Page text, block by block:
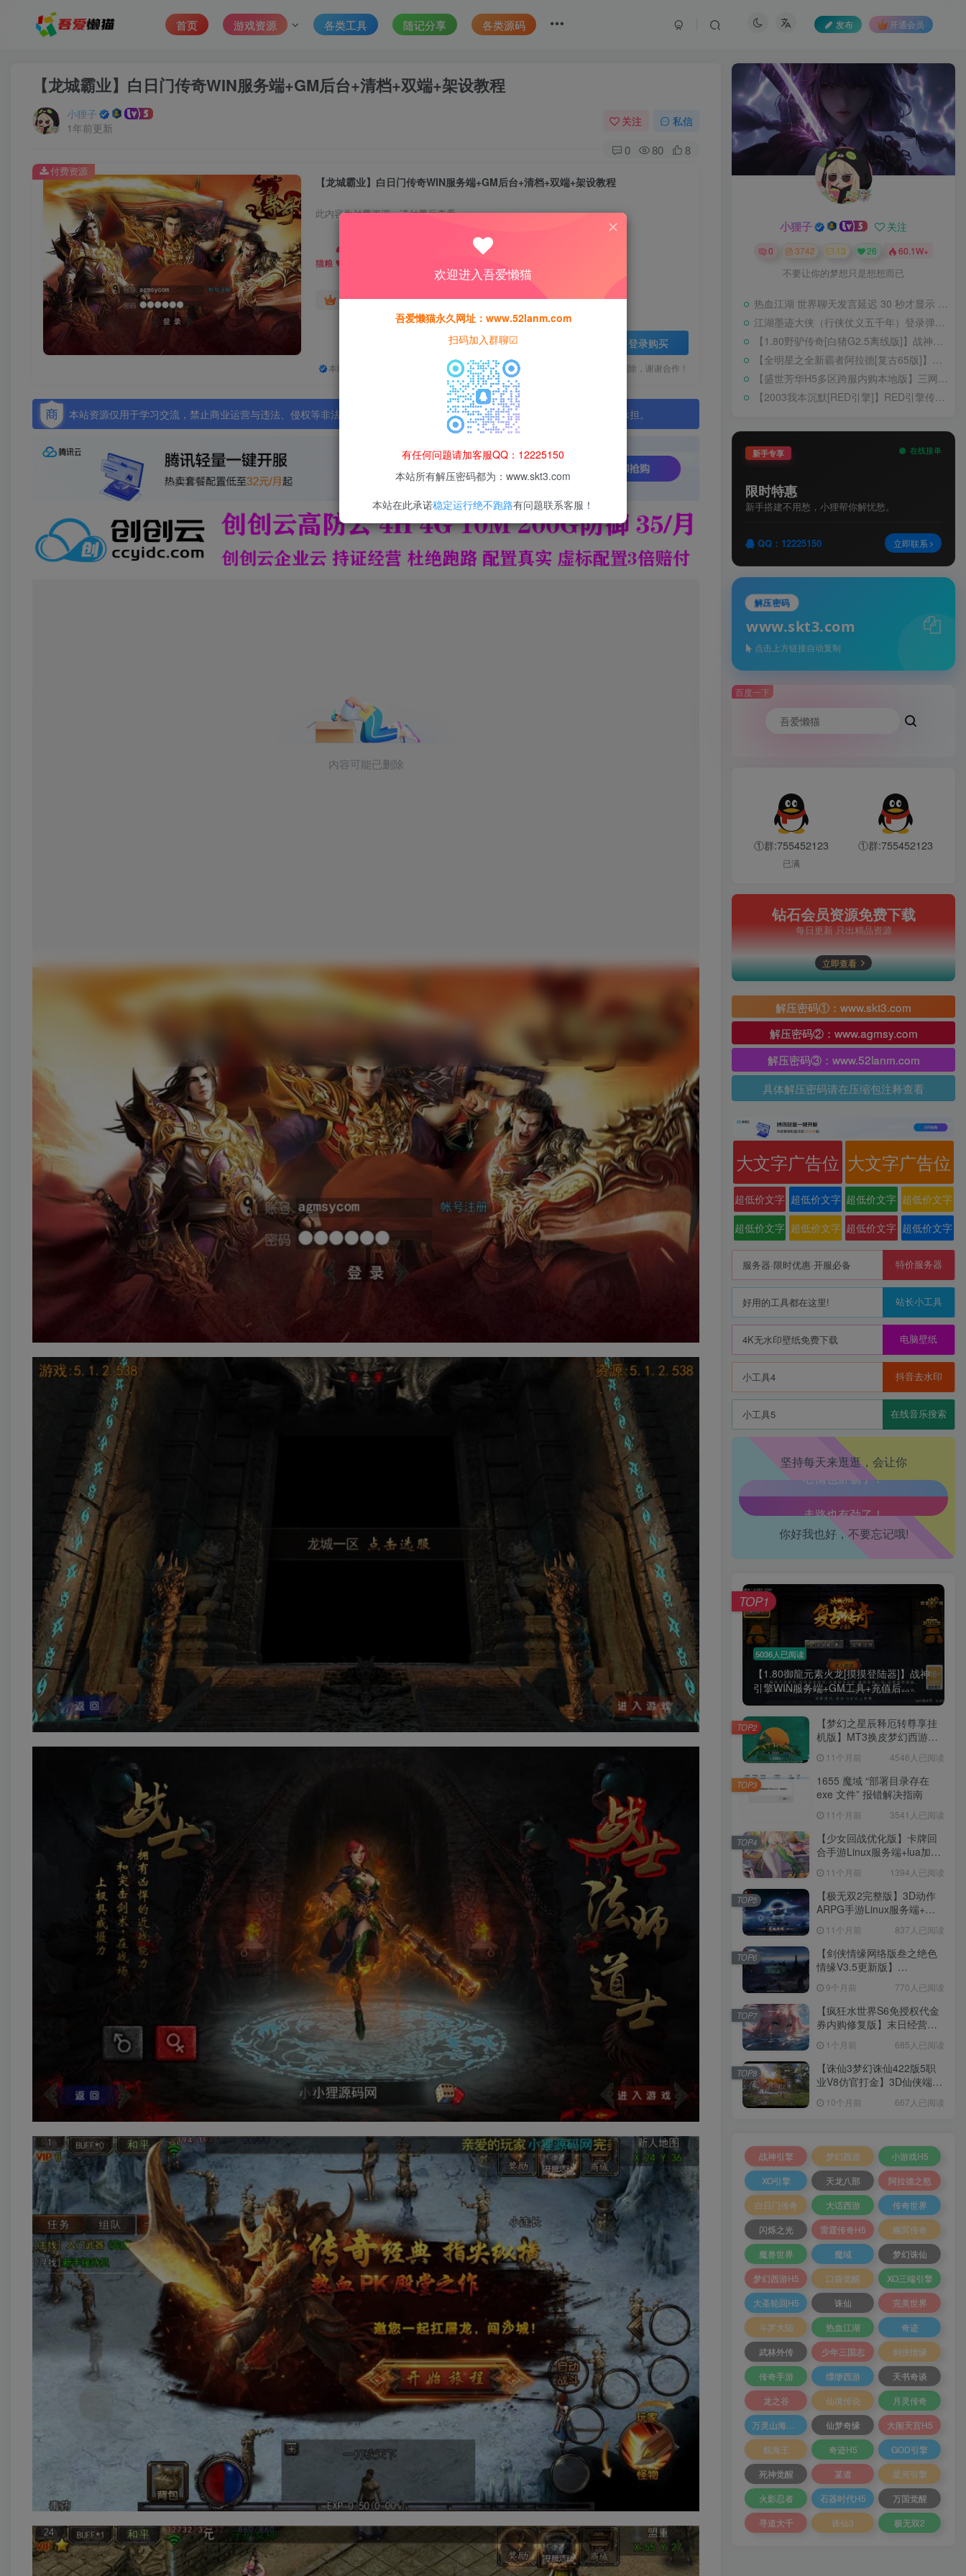
首页 游戏资源 各类工具 随记分享 各类源码 发布 开通会员
【龙城霸业】白日门传奇WIN服务端+GM后台+清档+双端+架设教程
小狸子
1年前更新
关注 私信
0 80 8
【龙城霸业】白日门传奇WIN服务端+GM后台+清档+双端+架设教程
此内容为付费资源，请付费后查看
猫粮 30
黄金会员猫粮15 钻石会员免费
登录购买
本站所有资源均为网络收集整理而来，仅供学习研究使用，请在下载后24h内删除，谢谢合作！
付费资源
本站资源仅用于学习交流，禁止商业运营与违法、侵权等非法行为；资源下载后请于 24 小时内删除，违规后果由使用者自行承担。
小狸子 关注
0 3742 13 26 60.1W+
不要让你的梦想只是想想而已
热血江湖 世界聊天发言延迟 30 秒才显示 BUG 修复教程
江湖墨迹大侠（行侠仗义五千年）登录弹出 WELCOME 提示无法进游戏修复教程
【1.80野驴传奇[白猪G2.5离线版]】战神引擎WIN服务端+GM工具+充值后台+安卓+架设教程
【全明星之全新霸者阿拉德[复古65版]】横版闯关手游Linux服务端+配套表+WEB管理后台+GM授权后台+双端+架设教程
【盛世芳华H5多区跨服内购本地版】三网H5宫斗养成游戏Linux手工服务端+CDK授权后台+安卓+架设教程
【2003我本沉默[RED引擎]】RED引擎传奇手游WIN服务端+GM工具+安卓+架设教程
新手专享 在线接单
限时特惠
新手搭建不用愁，小狸帮你解忧愁。
QQ：12225150 立即联系
解压密码
www.skt3.com
点击上方链接自动复制
百度一下
①群:755452123
已满
①群:755452123
钻石会员资源免费下载
每日更新 只出精品资源
立即查看
解压密码①：www.skt3.com
解压密码②：www.agmsy.com
解压密码③：www.52lanm.com
具体解压密码请在压缩包注释查看
大文字广告位 大文字广告位
超低价文字
广告位
超低价文字
广告位
超低价文字
广告位
超低价文字
广告位
超低价文字
广告位
超低价文字
广告位
超低价文字
广告位
超低价文字
广告位
服务器·限时优惠·开服必备 特价服务器
好用的工具都在这里! 站长小工具
4K无水印壁纸免费下载 电脑壁纸
小工具4 抖音去水印
小工具5 在线音乐搜索
坚持每天来逛逛，会让你
生活也美好了！
心情也舒畅了！
走路也有劲了！
腿也不痛了！
腰也不酸了！
工作也轻松了！
你好我也好，不要忘记哦!
5036人已阅读
【1.80御龍元素火龙[摸摸登陆器]】战神
引擎WIN服务端+GM工具+充值后...
TOP1
【梦幻之星辰释厄转尊享挂
机版】MT3换皮梦幻西游
+源码+架设教程
11个月前 4546人已阅读
TOP2
1655 魔域 “部署目录存在
exe 文件” 报错解决指南
11个月前 3541人已阅读
TOP3
【少女回战优化版】卡牌回
合手游Linux服务端+lua加解
权后台+安卓+架设教程
11个月前 1394人已阅读
TOP4
【极无双2完整版】3D动作
ARPG手游Linux服务端+全
+加解密工具+GM授权后台
+安卓+架设教程
11个月前 837人已阅读
TOP5
【剑侠情缘网络版叁之绝色
情缘V3.5更新版】
端+GM指令+PC客户端+架设
教程
9个月前 770人已阅读
TOP6
【疯狂水世界S6免授权代金
券内购修复版】末日经营生
工具+管理后台+CDK授权后
台+安卓+架设教程
1个月前 685人已阅读
TOP7
【诛仙3梦幻诛仙422版5职
业V8仿官打金】3D仙侠端游
工具+PC客户端+架设教程
10个月前 667人已阅读
TOP8
战神引擎 梦幻西游
小游戏H5
XO引擎
天龙八部
阿拉德之怒
白日门传奇
大话西游
传奇世界
闪烁之光
雷霆传奇H5
幽冥传奇
魔兽世界
魔域
梦幻诛仙
梦幻西游H5
口袋觉醒
XO三端引擎
大圣轮回H5
诛仙
完美世界
斗罗大陆
热血江湖
奇迹
武林外传
少年三国志
剑侠情缘
传奇手游
缥缈西游
天书奇谈
龙之谷
仙境传说
月灵传奇
仙梦奇缘
大闹天宫H5
航海王
奇迹H5
GOD引擎
死神觉醒
某道
星河引擎
火影忍者
石器时代H5
万国觉醒
寻道大千
诛仙3 极无双2
欢迎进入吾爱懒猫
吾爱懒猫永久网址：www.52lanm.com
扫码加入群聊☑
有任何问题请加客服QQ：12225150
本站所有解压密码都为：www.skt3.com
本站在此承诺稳定运行绝不跑路有问题联系客服！